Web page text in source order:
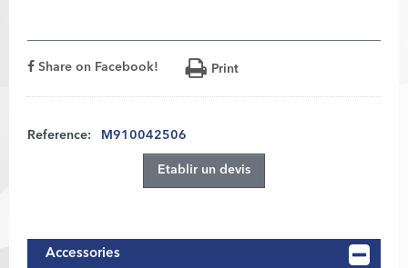
Share on Facebook! Print
Reference: M910042506
Etablir un devis
Accessories